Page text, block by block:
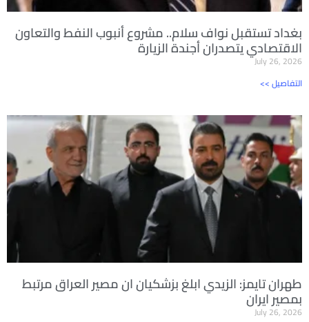
بغداد تستقبل نواف سلام.. مشروع أنبوب النفط والتعاون
الاقتصادي يتصدران أجندة الزيارة
July 26, 2026
<< التفاصيل
طهران تايمز: الزيدي ابلغ بزشكيان ان مصير العراق مرتبط
بمصير ايران
July 26, 2026